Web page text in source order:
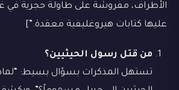
الأطراف، مفروشة على طاولة حجرية في
عليها كتابات هيروغليفية معقدة.”]
من قتل رسول الحيثيين؟
تستهل المذكرات بسؤال بسيط: